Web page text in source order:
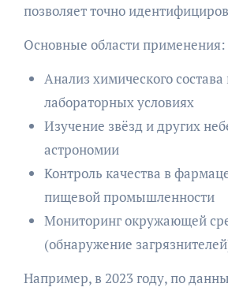
позволяет точно
Основные области применения:
Анализ химического состава
лабораторных условиях
Изучение звёзд и других
астрономии
Контроль качества в
пищевой промышленности
Мониторинг окружающей
(обнаружение
Например, в 2023 году, по